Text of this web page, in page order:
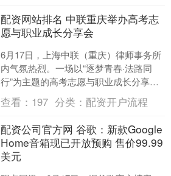
配资网站排名 中联重庆举办高考志
愿与职业成长分享会
6月17日，上海中联（重庆）律师事务所
内气氛热烈。一场以“逐梦青春·法路同
行”为主题的高考志愿与职业成长分享会
在此举行配资网站排名，近三十位学生
及家长齐聚一堂，....
查看： 197 分类： 配资开户流程
配资公司官方网 谷歌：新款Google
Home音箱现已开放预购 售价99.99
美元